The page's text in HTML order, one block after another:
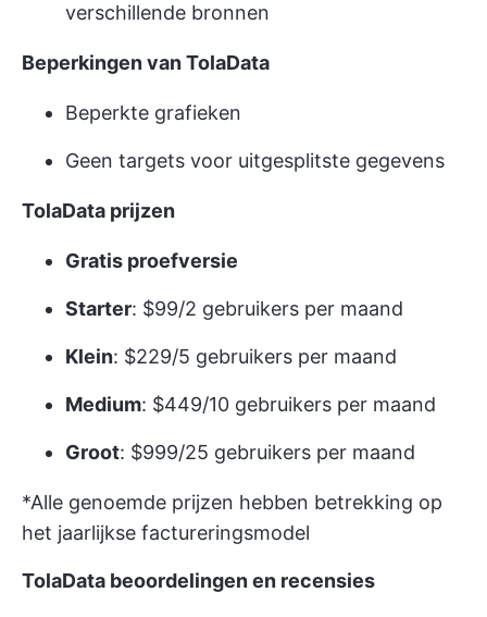
verschillende bronnen
Beperkingen van TolaData
Beperkte grafieken
Geen targets voor uitgesplitste gegevens
TolaData prijzen
Gratis proefversie
Starter: $99/2 gebruikers per maand
Klein: $229/5 gebruikers per maand
Medium: $449/10 gebruikers per maand
Groot: $999/25 gebruikers per maand
*Alle genoemde prijzen hebben betrekking op
het jaarlijkse factureringsmodel
TolaData beoordelingen en recensies